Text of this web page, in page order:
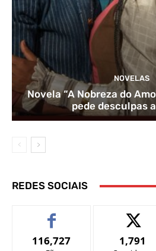
NOVELAS
Novela “A Nobreza do
pede desculpas
REDES SOCIAIS
116,727 1,791